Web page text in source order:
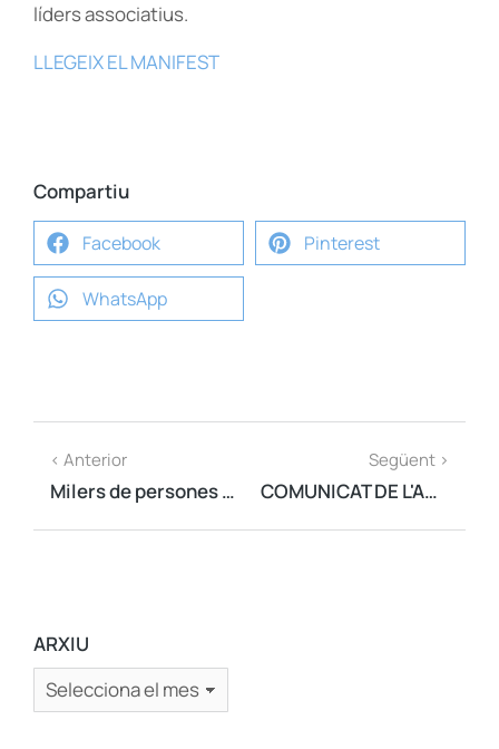
líders associatius.
LLEGEIX EL MANIFEST
Compartiu
Facebook Pinterest
WhatsApp
< Anterior
Milers de persones exigeixen l'alliberament dels presos polítics
Següent >
COMUNICAT DE L'AMI DAVANT LA PROHIBICIÓ D'INSTAL·LAR LA BANDERA ESTELADA EN ESPAIS PÚBLICS
ARXIU